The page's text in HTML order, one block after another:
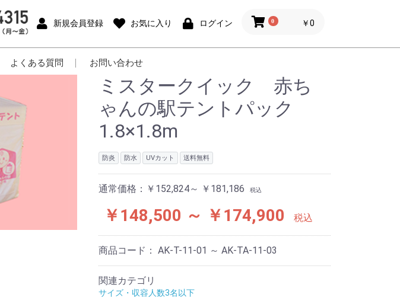
新規会員登録 お気に入り ログイン 0 ￥0
よくある質問 お問い合わせ
ミスタークイック 赤ち
ゃんの駅テントパック
1.8×1.8m
防炎 防水 UVカット 送料無料
通常価格： ￥152,824～ ￥181,186 税込
￥148,500 ～ ￥174,900 税込
商品コード： AK-T-11-01 ～ AK-TA-11-03
関連カテゴリ
サイズ・収容人数3名以下